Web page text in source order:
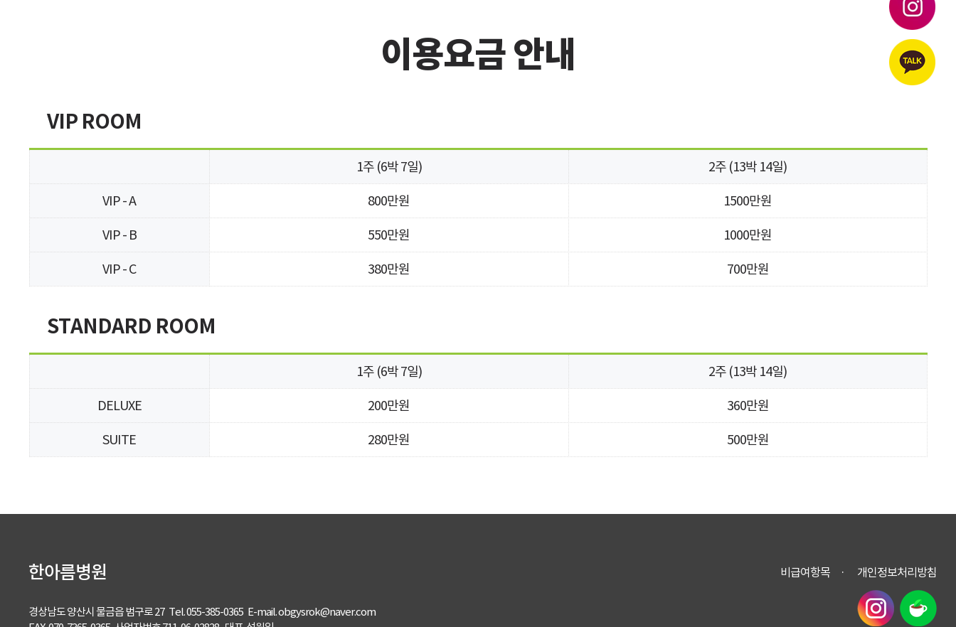
이용요금 안내
VIP ROOM
1주(6박 7일) 2주 (13박 14일)
VIP - A 800만원 1500만원
VIP - B 550만원 1000만원
VIP - C 380만원 700만원
STANDARD ROOM
1주 (6박 7일) 2주 (13박 14일)
DELUXE 200만원 360만원
SUITE 280만원 500만원
비급여항목 개인정보처리방침
한아름병원
경상남도 양산시 물금읍 범구로 27 Tel. 055-385-0365 E-mail. obgysrok@naver.com